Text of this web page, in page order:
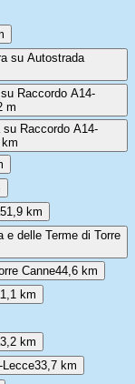
su Autostrada
Raccordo A14-
m
Raccordo A14-
51,9 km
delle Terme di Torre
Canne44,6 km
1,1 km
3,2 km
Lecce33,7 km